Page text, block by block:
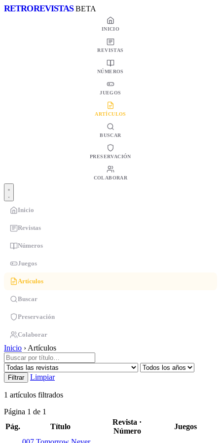
RETROREVISTAS BETA
INICIO
REVISTAS
NÚMEROS
JUEGOS
ARTÍCULOS
BUSCAR
PRESERVACIÓN
COLABORAR
Inicio
Revistas
Números
Juegos
Artículos
Buscar
Preservación
Colaborar
Inicio › Artículos
Filtrar Limpiar
1 artículos filtrados
Página 1 de 1
Pág.
Título
Revista ·
Número
Juegos